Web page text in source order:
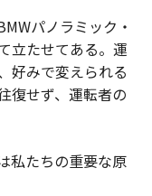
パノラミック・
立たせてある。運
好みで変えられる
復せず、運転者の
私たちの重要な原